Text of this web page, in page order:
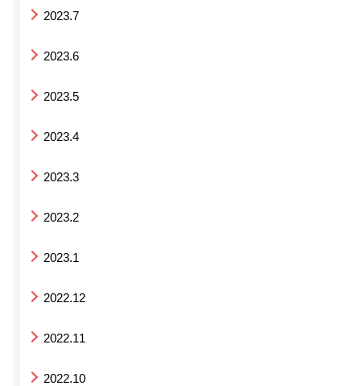
2023.7
2023.6
2023.5
2023.4
2023.3
2023.2
2023.1
2022.12
2022.11
2022.10